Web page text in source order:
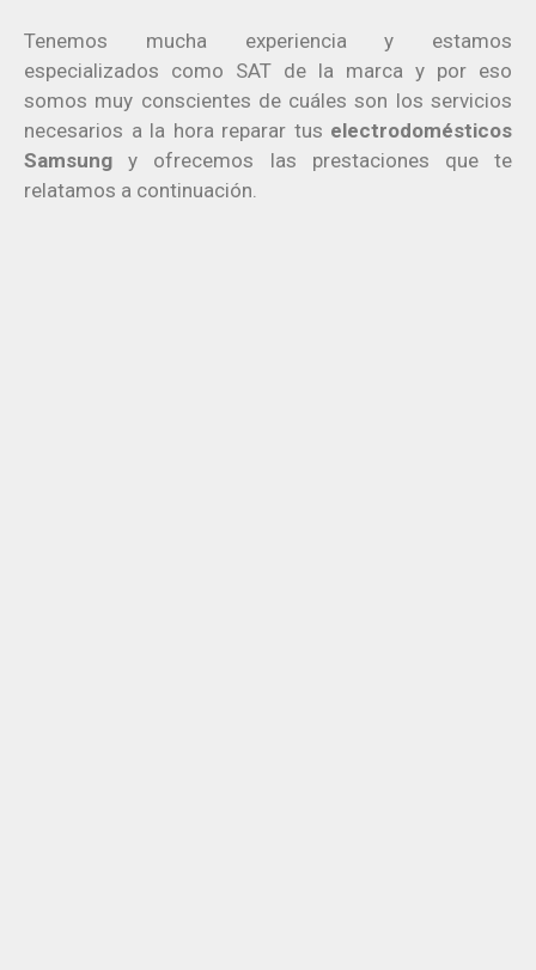
Tenemos mucha experiencia y estamos
especializados como SAT de la marca y por eso
somos muy conscientes de cuáles son los servicios
necesarios a la hora reparar tus electrodomésticos
Samsung y ofrecemos las prestaciones que te
relatamos a continuación.